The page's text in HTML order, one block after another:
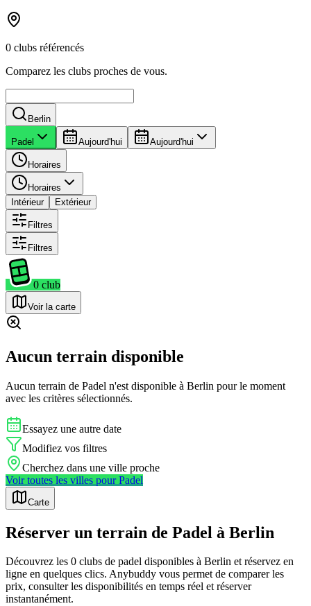
0 clubs référencés
Comparez les clubs proches de vous.
Berlin
Padel Aujourd'hui Aujourd'hui
Horaires
Horaires
Intérieur
Extérieur
Filtres
Filtres
0 club
Voir la carte
Aucun terrain disponible
Aucun terrain de Padel n'est disponible à Berlin pour le moment
avec les critères sélectionnés.
Essayez une autre date
Modifiez vos filtres
Cherchez dans une ville proche
Voir toutes les villes pourPadel
Carte
Réserver un terrain de Padel à Berlin
Découvrez les 0 clubs de padel disponibles à Berlin et réservez en
ligne en quelques clics. Anybuddy vous permet de comparer les
prix, consulter les disponibilités en temps réel et réserver
instantanément.